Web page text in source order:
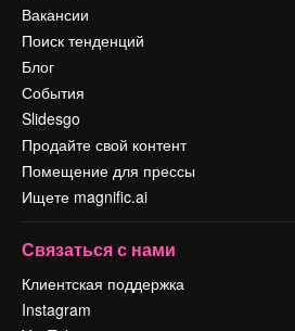
Вакансии
Поиск тенденций
Блог
События
Slidesgo
Продайте свой контент
Помещение для прессы
Ищете magnific.ai
Связаться с нами
Клиентская поддержка
Instagram